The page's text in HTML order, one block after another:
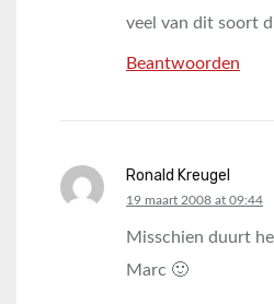
veel van dit soort
Beantwoorden
Ronald Kreugel
says:
19 maart 2008 at 09:44
Misschien duurt
Marc 🙂